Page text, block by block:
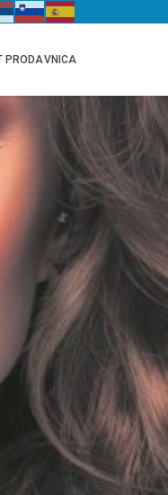
PRODAVNICA